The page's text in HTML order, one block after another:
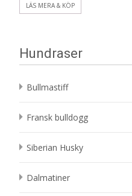
LÄS MERA & KÖP
Hundraser
Bullmastiff
Fransk bulldogg
Siberian Husky
Dalmatiner